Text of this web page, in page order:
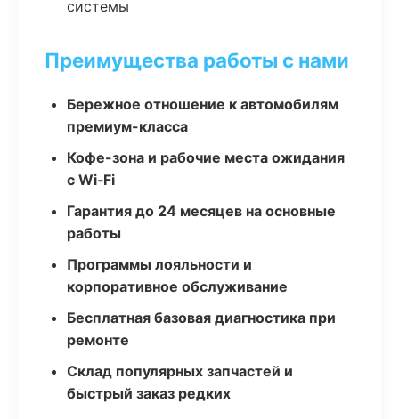
системы
Преимущества работы с нами
Бережное отношение к автомобилям
премиум-класса
Кофе-зона и рабочие места ожидания
с Wi‑Fi
Гарантия до 24 месяцев на основные
работы
Программы лояльности и
корпоративное обслуживание
Бесплатная базовая диагностика при
ремонте
Склад популярных запчастей и
быстрый заказ редких